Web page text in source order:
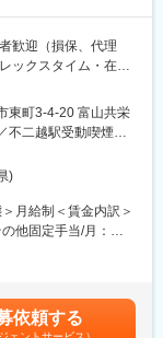
歓迎（損保、代理
ックスタイム・在宅
業務を担当いただき
活動の指導・戦略
は農協や生協、信用
、専業代理店、兼
てはルート営業が主
関係者との折衝・
東町3-4-20 富山共栄
二越駅受動喫煙対
事業所（リモートワ
)
月給制＜賃金内訳＞
他固定手当/月：
安の金額であり、選
(月額)は固定手当を含
依頼する